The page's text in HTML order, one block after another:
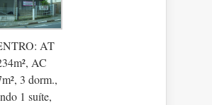
AT
AC
3 dorm.,
1 suíte,